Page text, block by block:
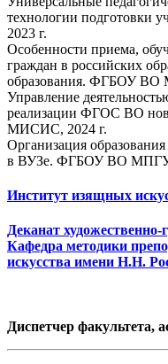
технологии
2023 г.
Особенности приема,
граждан в российских
образования. ФГБОУ ВО
Управление
реализации ФГОС ВО
МИСИС, 2024 г.
Организация
в ВУЗе. ФГБОУ ВО МПГУ,
Институт изящных
Деканат художественно-
Кафедра методики
искусства имени Н.Н.
Диспетчер факультета,